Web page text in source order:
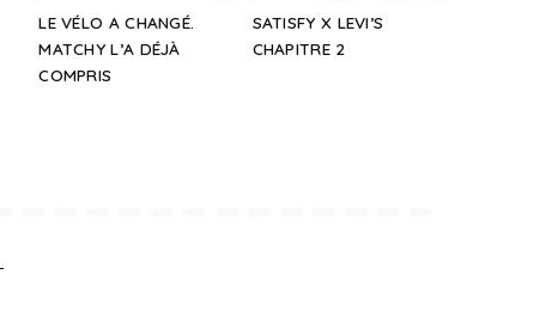
LE VÉLO A CHANGÉ.
MATCHY L’A DÉJÀ
COMPRIS
SATISFY X LEVI’S
CHAPITRE 2